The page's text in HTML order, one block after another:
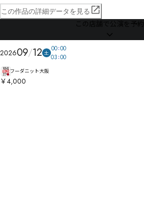
この作品の詳細データを見る
この店舗で公演を予約
202609 12 土 00 00
03 00
フーダニット大阪
￥4,000